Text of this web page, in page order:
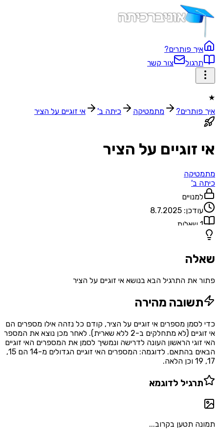
איך פותרים?
תרגול
צור קשר
★
איך פותרים?
מתמטיקה כיתה ב' אי זוגיים על הציר
אי זוגיים על הציר
מתמטיקה
כיתה ב'
למנויים
עודכן: 8.7.2025
1 שאלות
שאלה
פתור את התרגיל הבא בנושא אי זוגיים על הציר
תשובה מהירה
כדי לסמן מספרים אי זוגיים על הציר, קודם כל נזהה אילו מספרים הם
אי זוגיים (לא מתחלקים ב-2 ללא שארית). לאחר מכן נוצא את המספר
האי זוגי הראשון העונה לדרישה ונמשיך לסמן את המספרים האי זוגיים
הבאים בהתאם. לדוגמה: המספרים האי זוגיים הגדולים מ-14 הם 15,
17, 19 וכן הלאה.
תרגיל לדוגמא
תמונה תטען בקרוב...